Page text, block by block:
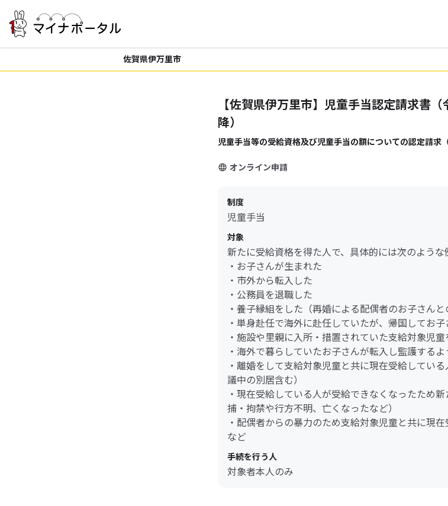
佐賀県伊万里市
【佐賀県伊万里市】児童手当認定請求書
降）
児童手当等の受給資格及び児童手当の額についての認定請求
オンライン申請
制度
児童手当
対象
新たに受給資格を得た人で、具体的には次のような
・お子さんが生まれた
・市外から転入した
・公務員を退職した
・養子縁組をした（再婚による配偶者のお子さんと
・単身赴任で海外に赴任していたが、帰国してお
・施設や里親に入所・措置されていた支給対象児
・海外で暮らしていたお子さんが転入し監護する
・離婚をして支給対象児童と共に現在受給してい
議中の別居含む）
・現在受給している人が受給できなくなったため
捕・拘禁や行方不明、亡くなったなど）
・配偶者からの暴力のため支給対象児童と共に現
など
手続を行う人
対象者本人のみ